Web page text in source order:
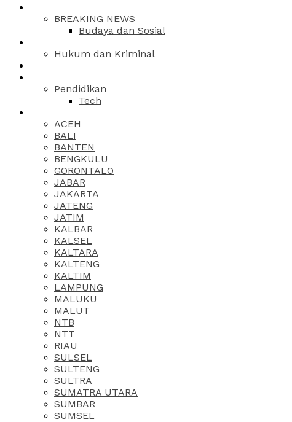
BREAKING NEWS
Budaya dan Sosial
Hukum dan Kriminal
Pendidikan
Tech
ACEH
BALI
BANTEN
BENGKULU
GORONTALO
JABAR
JAKARTA
JATENG
JATIM
KALBAR
KALSEL
KALTARA
KALTENG
KALTIM
LAMPUNG
MALUKU
MALUT
NTB
NTT
RIAU
SULSEL
SULTENG
SULTRA
SUMATRA UTARA
SUMBAR
SUMSEL